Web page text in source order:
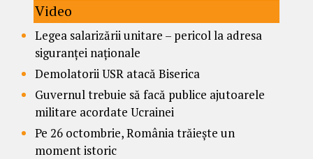
Video
Legea salarizării unitare – pericol la adresa
siguranței naționale
Demolatorii USR atacă Biserica
Guvernul trebuie să facă publice ajutoarele
militare acordate Ucrainei
Pe 26 octombrie, România trăiește un
moment istoric